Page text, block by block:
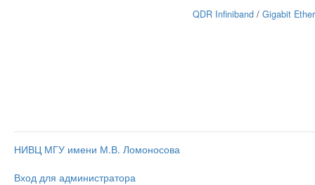
QDR Infiniband / Gigabit
НИВЦ МГУ имени М.В. Ломоносова
Вход для администратора